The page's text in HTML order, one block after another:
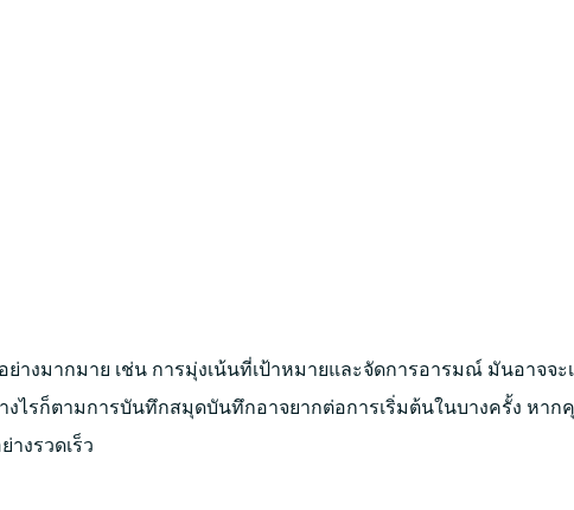
งมากมาย เช่น การมุ่งเน้นที่เป้าหมายและจัดการอารมณ์ มันอาจจ
งไรก็ตามการบันทึกสมุดบันทึกอาจยากต่อการเริ่มต้นในบางครั้ง หาก
งรวดเร็ว